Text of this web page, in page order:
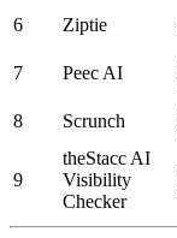
6 Ziptie
7 Peec AI
8 Scrunch
9
theStacc AI
Visibility
Checker